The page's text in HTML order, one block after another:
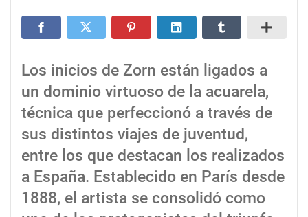
Los inicios de Zorn están ligados a
un dominio virtuoso de la acuarela,
técnica que perfeccionó a través de
sus distintos viajes de juventud,
entre los que destacan los realizados
a España. Establecido en París desde
1888, el artista se consolidó como